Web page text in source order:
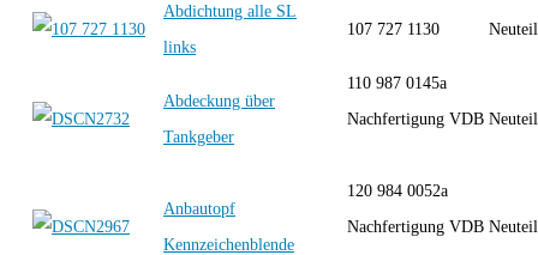
Abdichtung alle SL
links
107 727 1130
Abdeckung über
Tankgeber
110 987 0145a
Nachfertigung VDB
Anbautopf
Kennzeichenblende
120 984 0052a
Nachfertigung VDB